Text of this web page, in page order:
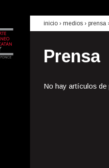
inicio › medios › prensa
Prensa
No hay artículos de